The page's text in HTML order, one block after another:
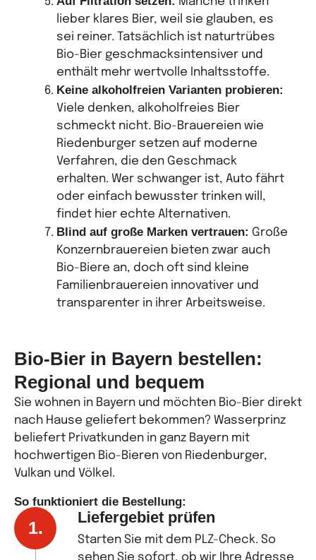
lieber klares Bier, weil sie glauben, es
sei reiner. Tatsächlich ist naturtrübes
Bio-Bier geschmacksintensiver und
enthält mehr wertvolle Inhaltsstoffe.
Keine alkoholfreien Varianten probieren:
Viele denken, alkoholfreies Bier
schmeckt nicht. Bio-Brauereien wie
Riedenburger setzen auf moderne
Verfahren, die den Geschmack
erhalten. Wer schwanger ist, Auto fährt
oder einfach bewusster trinken will,
findet hier echte Alternativen.
Blind auf große Marken vertrauen: Große
Konzernbrauereien bieten zwar auch
Bio-Biere an, doch oft sind kleine
Familienbrauereien innovativer und
transparenter in ihrer Arbeitsweise.
Bio-Bier in Bayern bestellen:
Regional und bequem
Sie wohnen in Bayern und möchten Bio-Bier direkt
nach Hause geliefert bekommen? Wasserprinz
beliefert Privatkunden in ganz Bayern mit
hochwertigen Bio-Bieren von Riedenburger,
Vulkan und Völkel.
So funktioniert die Bestellung:
1.
Liefergebiet prüfen
Starten Sie mit dem PLZ-Check. So
sehen Sie sofort, ob wir Ihre Adresse